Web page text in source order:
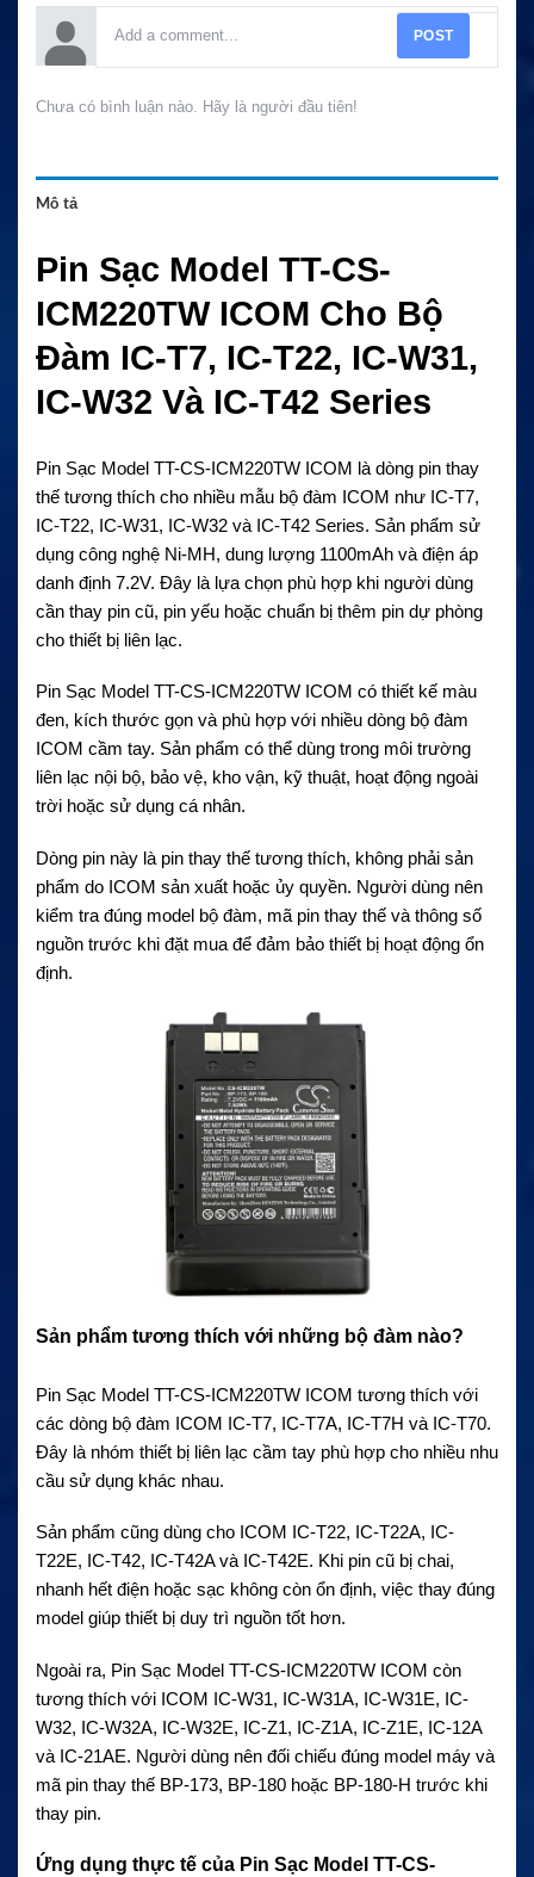
POST
Chưa có bình luận nào. Hãy là người đầu tiên!
Mô tả
Pin Sạc Model TT-CS-
ICM220TW ICOM Cho Bộ
Đàm IC-T7, IC-T22, IC-W31,
IC-W32 Và IC-T42 Series
Pin Sạc Model TT-CS-ICM220TW ICOM là dòng pin thay
thế tương thích cho nhiều mẫu bộ đàm ICOM như IC-T7,
IC-T22, IC-W31, IC-W32 và IC-T42 Series. Sản phẩm sử
dụng công nghệ Ni-MH, dung lượng 1100mAh và điện áp
danh định 7.2V. Đây là lựa chọn phù hợp khi người dùng
cần thay pin cũ, pin yếu hoặc chuẩn bị thêm pin dự phòng
cho thiết bị liên lạc.
Pin Sạc Model TT-CS-ICM220TW ICOM có thiết kế màu
đen, kích thước gọn và phù hợp với nhiều dòng bộ đàm
ICOM cầm tay. Sản phẩm có thể dùng trong môi trường
liên lạc nội bộ, bảo vệ, kho vận, kỹ thuật, hoạt động ngoài
trời hoặc sử dụng cá nhân.
Dòng pin này là pin thay thế tương thích, không phải sản
phẩm do ICOM sản xuất hoặc ủy quyền. Người dùng nên
kiểm tra đúng model bộ đàm, mã pin thay thế và thông số
nguồn trước khi đặt mua để đảm bảo thiết bị hoạt động ổn
định.
Sản phẩm tương thích với những bộ đàm nào?
Pin Sạc Model TT-CS-ICM220TW ICOM tương thích với
các dòng bộ đàm ICOM IC-T7, IC-T7A, IC-T7H và IC-T70.
Đây là nhóm thiết bị liên lạc cầm tay phù hợp cho nhiều nhu
cầu sử dụng khác nhau.
Sản phẩm cũng dùng cho ICOM IC-T22, IC-T22A, IC-
T22E, IC-T42, IC-T42A và IC-T42E. Khi pin cũ bị chai,
nhanh hết điện hoặc sạc không còn ổn định, việc thay đúng
model giúp thiết bị duy trì nguồn tốt hơn.
Ngoài ra, Pin Sạc Model TT-CS-ICM220TW ICOM còn
tương thích với ICOM IC-W31, IC-W31A, IC-W31E, IC-
W32, IC-W32A, IC-W32E, IC-Z1, IC-Z1A, IC-Z1E, IC-12A
và IC-21AE. Người dùng nên đối chiếu đúng model máy và
mã pin thay thế BP-173, BP-180 hoặc BP-180-H trước khi
thay pin.
Ứng dụng thực tế của Pin Sạc Model TT-CS-